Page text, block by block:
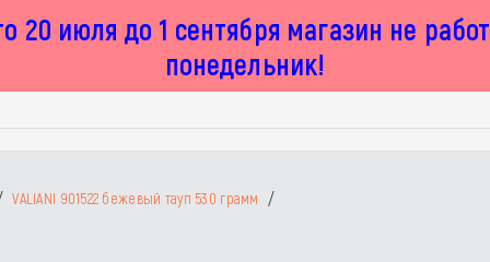
20 июля до 1 сентября магазин не
понедельник!
VALIANI 901522 бежевый тауп 530 грамм /